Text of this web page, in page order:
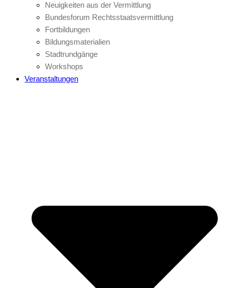
Neuigkeiten aus der Vermittlung
Bundesforum Rechtsstaatsvermittlung
Fortbildungen
Bildungsmaterialien
Stadtrundgänge
Workshops
Veranstaltungen